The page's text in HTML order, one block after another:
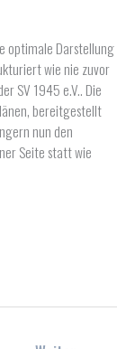
optimale Darstellung
wie nie zuvor
SV 1945 e.V.. Die
bereitgestellt
nun den
Seite statt wie